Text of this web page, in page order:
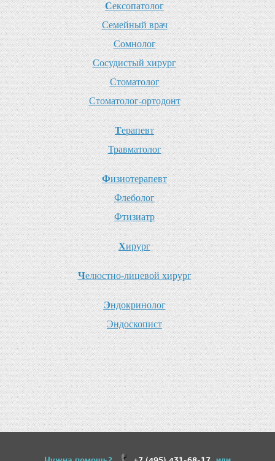
Сексопатолог
Семейный врач
Сомнолог
Сосудистый хирург
Стоматолог
Стоматолог-ортодонт
Терапевт
Травматолог
Физиотерапевт
Флеболог
Фтизиатр
Хирург
Челюстно-лицевой хирург
Эндокринолог
Эндоскопист